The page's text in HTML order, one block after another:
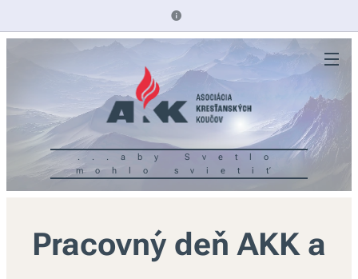
...aby Svetlo
mohlo svietiť
Pracovný deň AKK a